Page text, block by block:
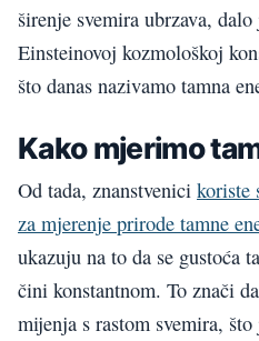
širenje svemira ubrzava,
Einsteinovoj kozmološkoj
što danas nazivamo tamna
Kako mjerimo
Od tada, znanstvenici koriste
za mjerenje prirode tamne
ukazuju na to da se gustoća
čini konstantnom. To znači
mijenja s rastom svemira,